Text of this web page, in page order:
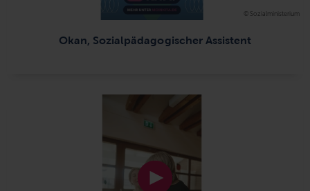
Okan, Sozialpädagogischer Assistent
© Sozialministerium